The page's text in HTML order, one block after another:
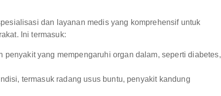
dan layanan medis yang komprehensif untuk
Ini termasuk:
penyakit yang mempengaruhi organ dalam, seperti diabetes,
termasuk radang usus buntu, penyakit kandung